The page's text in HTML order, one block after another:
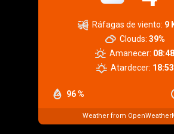
96 %
Ráfagas de viento: 9
Clouds: 39%
Amanecer: 08:48
Atardecer: 18:53
Weather from